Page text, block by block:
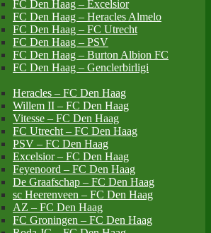
FC Den Haag – Excelsior
FC Den Haag – Heracles Almelo
FC Den Haag – FC Utrecht
FC Den Haag – PSV
FC Den Haag – Burton Albion FC
FC Den Haag – Genclerbirligi
Heracles – FC Den Haag
Willem II – FC Den Haag
Vitesse – FC Den Haag
FC Utrecht – FC Den Haag
PSV – FC Den Haag
Excelsior – FC Den Haag
Feyenoord – FC Den Haag
De Graafschap – FC Den Haag
sc Heerenveen – FC Den Haag
AZ – FC Den Haag
FC Groningen – FC Den Haag